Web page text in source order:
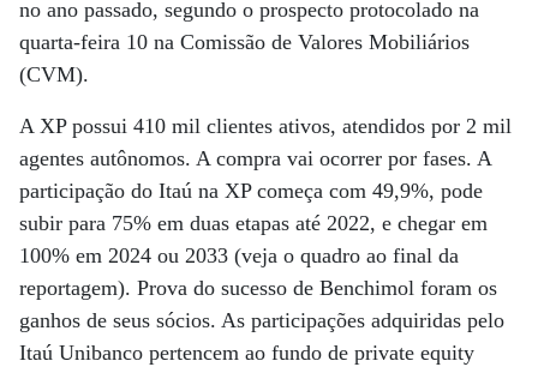
no ano passado, segundo o prospecto protocolado na
quarta-feira 10 na Comissão de Valores Mobiliários
(CVM).
A XP possui 410 mil clientes ativos, atendidos por 2 mil
agentes autônomos. A compra vai ocorrer por fases. A
participação do Itaú na XP começa com 49,9%, pode
subir para 75% em duas etapas até 2022, e chegar em
100% em 2024 ou 2033 (veja o quadro ao final da
reportagem). Prova do sucesso de Benchimol foram os
ganhos de seus sócios. As participações adquiridas pelo
Itaú Unibanco pertencem ao fundo de private equity